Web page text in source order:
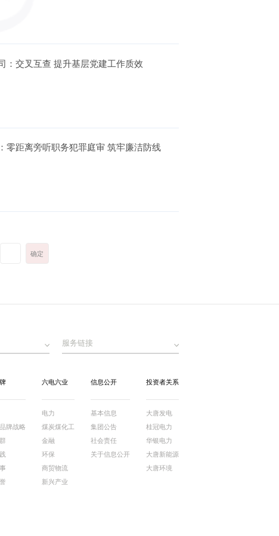
：交叉互查 提升基层党建工作质效
零距离旁听职务犯罪庭审 筑牢廉洁防线
服务链接
牌战略
六电六业
电力
煤炭煤化工
金融
环保
商贸物流
新兴产业
信息公开
基本信息
集团公告
社会责任
关于信息公开
投资者关系
大唐发电
桂冠电力
华银电力
大唐新能源
大唐环境